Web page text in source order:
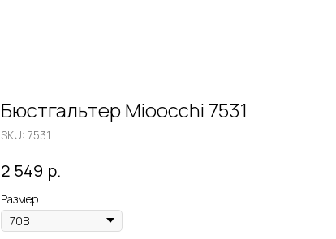
Бюстгальтер Mioocchi 7531
SKU: 7531
2 549 р.
Размер